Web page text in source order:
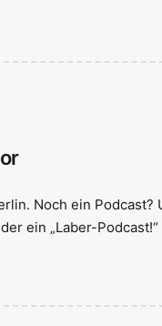
Noch ein Podcast?
ein „Laber-